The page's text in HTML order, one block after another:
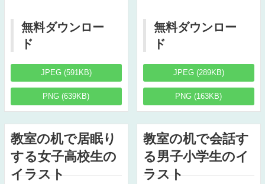
無料ダウンロー
ド
JPEG (591KB)
PNG (639KB)
無料ダウンロー
ド
JPEG (289KB)
PNG (163KB)
教室の机で居眠り
する女子高校生の
イラスト
教室の机で会話す
る男子小学生のイ
ラスト